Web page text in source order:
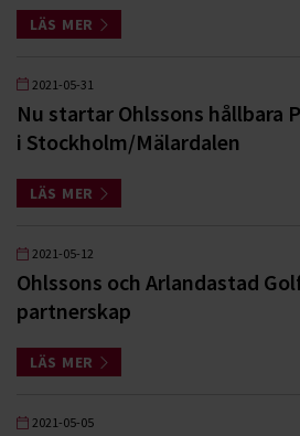
LÄS MER
2021-05-31
Nu startar Ohlssons hållbara
i Stockholm/Mälardalen
LÄS MER
2021-05-12
Ohlssons och Arlandastad
partnerskap
LÄS MER
2021-05-05